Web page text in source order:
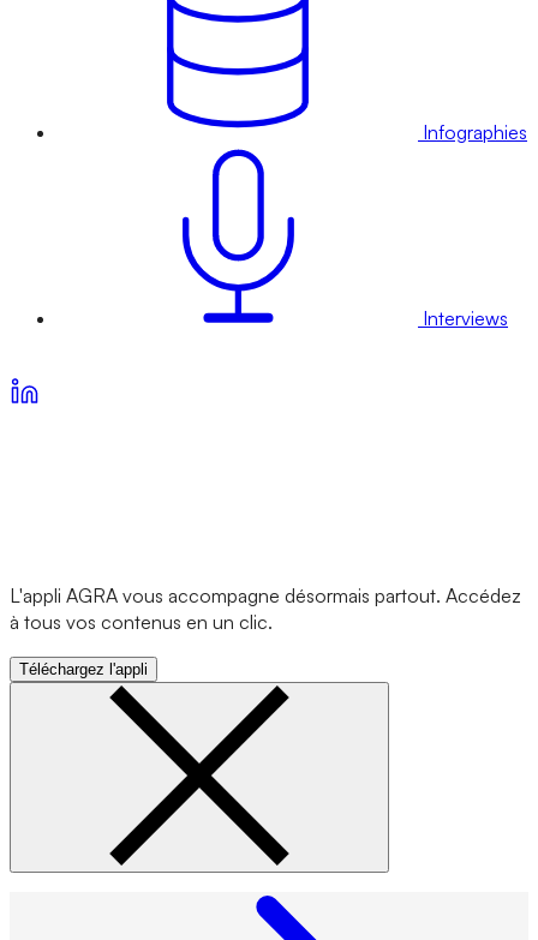
Infographies
Interviews
L'appli AGRA vous accompagne désormais partout. Accédez
à tous vos contenus en un clic.
Téléchargez l'appli